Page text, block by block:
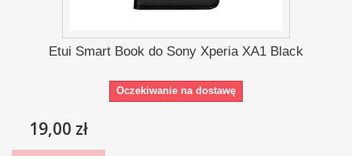
Etui Smart Book do Sony Xperia XA1 Black
Oczekiwanie na dostawę
19,00 zł